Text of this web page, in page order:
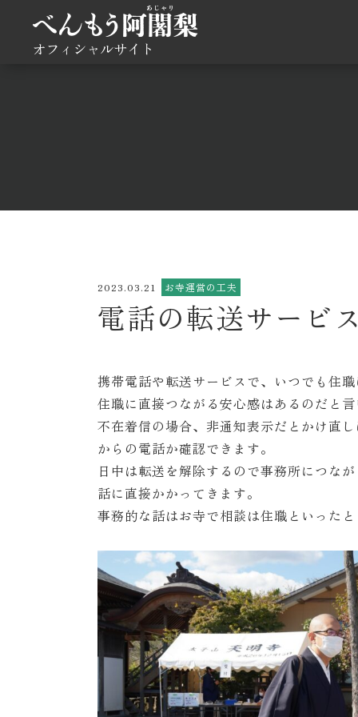
オフィシャルサイト
2023.03.21 お寺運営の工夫
電話の転送サービ
携帯電話や転送サービスで、いつでも住
住職に直接つながる安心感はあるのだと
不在着信の場合、非通知表示だとかけ直
からの電話か確認できます。
日中は転送を解除するので事務所につな
話に直接かかってきます。
事務的な話はお寺で相談は住職といった